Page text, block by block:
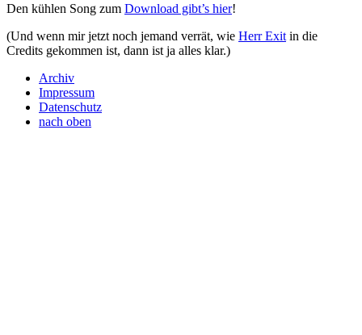
Den kühlen Song zum Download gibt’s hier!
(Und wenn mir jetzt noch jemand verrät, wie Herr Exit in die
Credits gekommen ist, dann ist ja alles klar.)
Archiv
Impressum
Datenschutz
nach oben